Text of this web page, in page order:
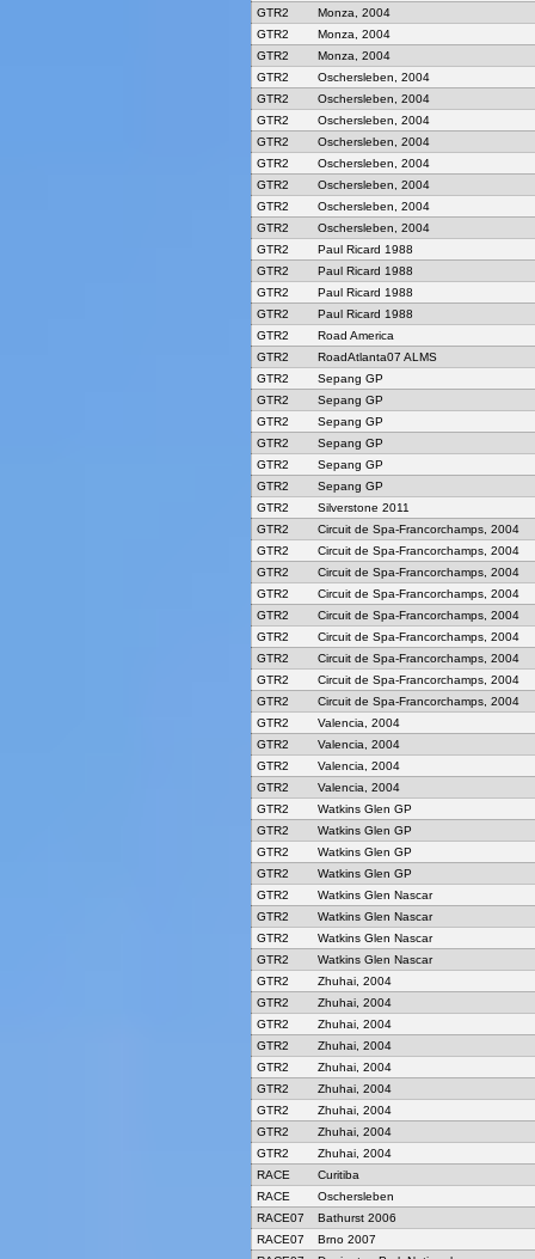
GTR2
Monza, 2004
GTR2
Monza, 2004
GTR2
Monza, 2004
GTR2
Oschersleben, 2004
GTR2
Oschersleben, 2004
GTR2
Oschersleben, 2004
GTR2
Oschersleben, 2004
GTR2
Oschersleben, 2004
GTR2
Oschersleben, 2004
GTR2
Oschersleben, 2004
GTR2
Oschersleben, 2004
GTR2
Paul Ricard 1988
GTR2
Paul Ricard 1988
GTR2
Paul Ricard 1988
GTR2
Paul Ricard 1988
GTR2
Road America
GTR2
RoadAtlanta07 ALMS
GTR2
Sepang GP
GTR2
Sepang GP
GTR2
Sepang GP
GTR2
Sepang GP
GTR2
Sepang GP
GTR2
Sepang GP
GTR2
Silverstone 2011
GTR2
Circuit de Spa-Francorchamps, 2004
GTR2
Circuit de Spa-Francorchamps, 2004
GTR2
Circuit de Spa-Francorchamps, 2004
GTR2
Circuit de Spa-Francorchamps, 2004
GTR2
Circuit de Spa-Francorchamps, 2004
GTR2
Circuit de Spa-Francorchamps, 2004
GTR2
Circuit de Spa-Francorchamps, 2004
GTR2
Circuit de Spa-Francorchamps, 2004
GTR2
Circuit de Spa-Francorchamps, 2004
GTR2
Valencia, 2004
GTR2
Valencia, 2004
GTR2
Valencia, 2004
GTR2
Valencia, 2004
GTR2
Watkins Glen GP
GTR2
Watkins Glen GP
GTR2
Watkins Glen GP
GTR2
Watkins Glen GP
GTR2
Watkins Glen Nascar
GTR2
Watkins Glen Nascar
GTR2
Watkins Glen Nascar
GTR2
Watkins Glen Nascar
GTR2
Zhuhai, 2004
GTR2
Zhuhai, 2004
GTR2
Zhuhai, 2004
GTR2
Zhuhai, 2004
GTR2
Zhuhai, 2004
GTR2
Zhuhai, 2004
GTR2
Zhuhai, 2004
GTR2
Zhuhai, 2004
GTR2
Zhuhai, 2004
RACE
Curitiba
RACE
Oschersleben
RACE07
Bathurst 2006
RACE07
Brno 2007